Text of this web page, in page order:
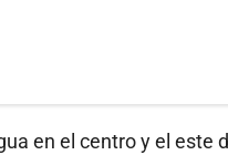
en el centro y el este